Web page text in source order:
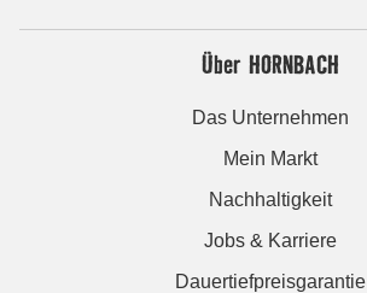
Über HORNBACH
Das Unternehmen
Mein Markt
Nachhaltigkeit
Jobs & Karriere
Dauertiefpreisgarantie